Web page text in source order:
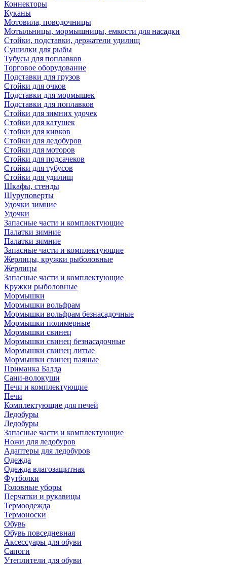
Коннекторы
Куканы
Мотовила, поводочницы
Мотыльницы, мормышницы, емкости для насадки
Стойки, подставки, держатели удилищ
Сушилки для рыбы
Тубусы для поплавков
Торговое оборудование
Подставки для грузов
Стойки для очков
Подставки для мормышек
Подставки для поплавков
Стойки для зимних удочек
Стойки для катушек
Стойки для кивков
Стойки для ледобуров
Стойки для моторов
Стойки для подсачеков
Стойки для тубусов
Стойки для удилищ
Шкафы, стенды
Шуруповерты
Удочки зимние
Удочки
Запасные части и комплектующие
Палатки зимние
Палатки зимние
Запасные части и комплектующие
Жерлицы, кружки рыболовные
Жерлицы
Запасные части и комплектующие
Кружки рыболовные
Мормышки
Мормышки вольфрам
Мормышки вольфрам безнасадочные
Мормышки полимерные
Мормышки свинец
Мормышки свинец безнасадочные
Мормышки свинец литые
Мормышки свинец паяные
Приманка Балда
Сани-волокуши
Печи и комплектующие
Печи
Комплектующие для печей
Ледобуры
Ледобуры
Запасные части и комплектующие
Ножи для ледобуров
Адаптеры для ледобуров
Одежда
Одежда влагозащитная
Футболки
Головные уборы
Перчатки и рукавицы
Термоодежда
Термоноски
Обувь
Обувь повседневная
Аксессуары для обуви
Сапоги
Утеплители для обуви